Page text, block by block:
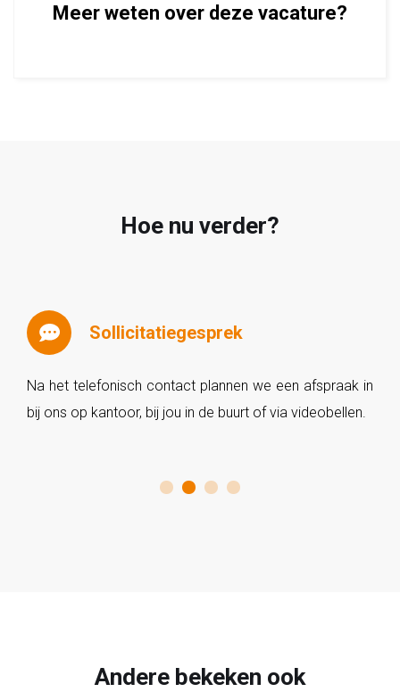
Meer weten over deze vacature?
Hoe nu verder?
Sollicitatiegesprek
Na het telefonisch contact plannen we een afspraak in
bij ons op kantoor, bij jou in de buurt of via videobellen.
Andere bekeken ook